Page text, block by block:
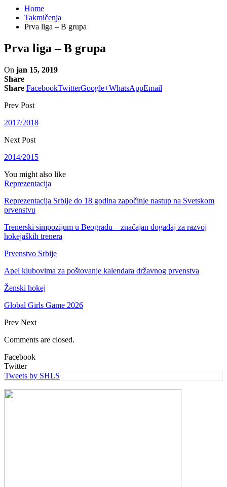
Home
Takmičenja
Prva liga – B grupa
Prva liga – B grupa
On jan 15, 2019
Share
Share FacebookTwitterGoogle+WhatsAppEmail
Prev Post
2017/2018
Next Post
2014/2015
You might also like
Reprezentacija
Reprezentacija Srbije do 18 godina započinje nastup na Svetskom
prvenstvu
Trenerski simpozijum u Beogradu – značajan događaj za razvoj
hokejaških trenera
Prvenstvo Srbije
Apel klubovima za poštovanje kalendara državnog prvenstva
Ženski hokej
Global Girls Game 2026
Prev Next
Comments are closed.
Facebook
Twitter
Tweets by SHLS